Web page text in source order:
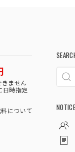
きません
日時指定
について NOTICE